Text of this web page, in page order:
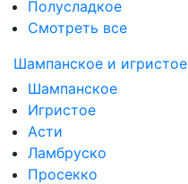
Полусладкое
Смотреть все
Шампанское и игристое
Шампанское
Игристое
Асти
Ламбруско
Просекко